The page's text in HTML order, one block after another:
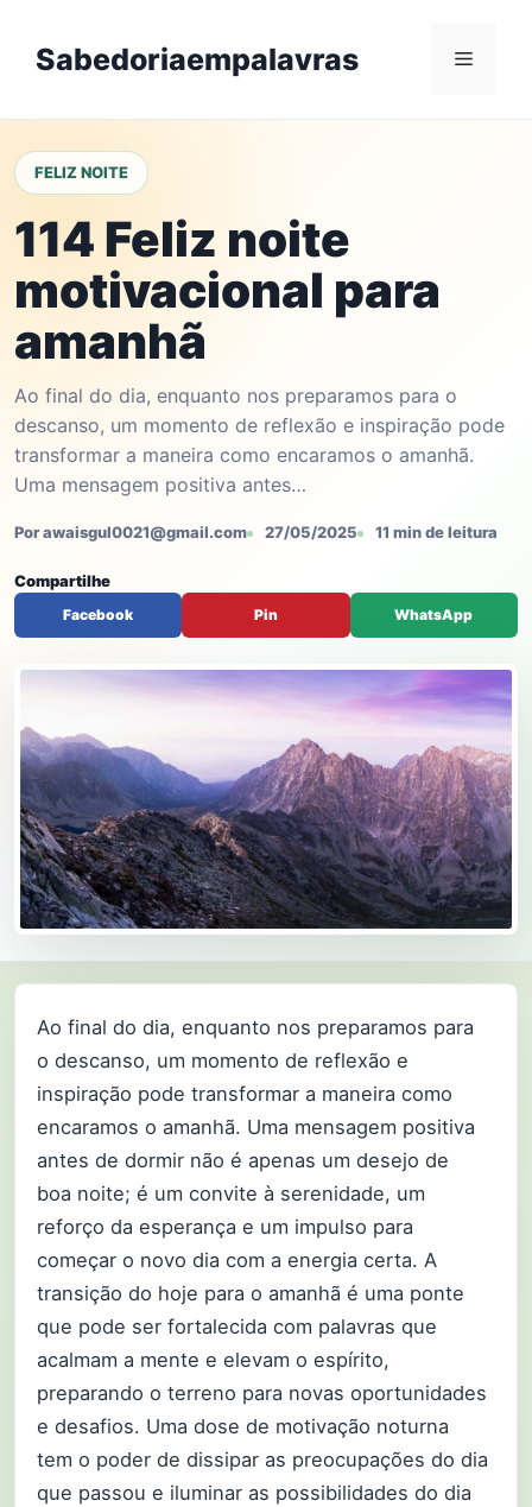
contentSabedoriaempalavras Menu
FELIZ NOITE
114 Feliz noite
motivacional para
amanhã
Ao final do dia, enquanto nos preparamos para o
descanso, um momento de reflexão e inspiração pode
transformar a maneira como encaramos o amanhã.
Uma mensagem positiva antes…
Por awaisgul0021@gmail.com 27/05/2025 11 min de leitura
Compartilhe
Facebook Pin WhatsApp
Ao final do dia, enquanto nos preparamos para
o descanso, um momento de reflexão e
inspiração pode transformar a maneira como
encaramos o amanhã. Uma mensagem positiva
antes de dormir não é apenas um desejo de
boa noite; é um convite à serenidade, um
reforço da esperança e um impulso para
começar o novo dia com a energia certa. A
transição do hoje para o amanhã é uma ponte
que pode ser fortalecida com palavras que
acalmam a mente e elevam o espírito,
preparando o terreno para novas oportunidades
e desafios. Uma dose de motivação noturna
tem o poder de dissipar as preocupações do dia
que passou e iluminar as possibilidades do dia